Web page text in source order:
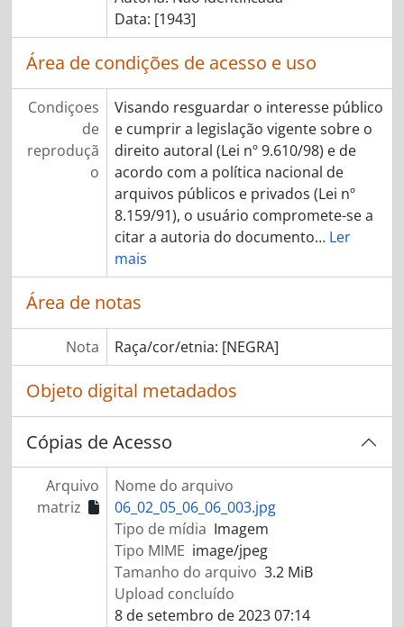
Data: [1943]
Área de condições de acesso e uso
Condiçoes
de
reproduçã
o
Visando resguardar o interesse público
e cumprir a legislação vigente sobre o
direito autoral (Lei nº 9.610/98) e de
acordo com a política nacional de
arquivos públicos e privados (Lei nº
8.159/91), o usuário compromete-se a
citar a autoria do documento… Ler
mais
Área de notas
Nota Raça/cor/etnia: [NEGRA]
Objeto digital metadados
Cópias de Acesso
Arquivo
matriz
Nome do arquivo
06_02_05_06_06_003.jpg
Tipo de mídia Imagem
Tipo MIME image/jpeg
Tamanho do arquivo 3.2 MiB
Upload concluído
8 de setembro de 2023 07:14